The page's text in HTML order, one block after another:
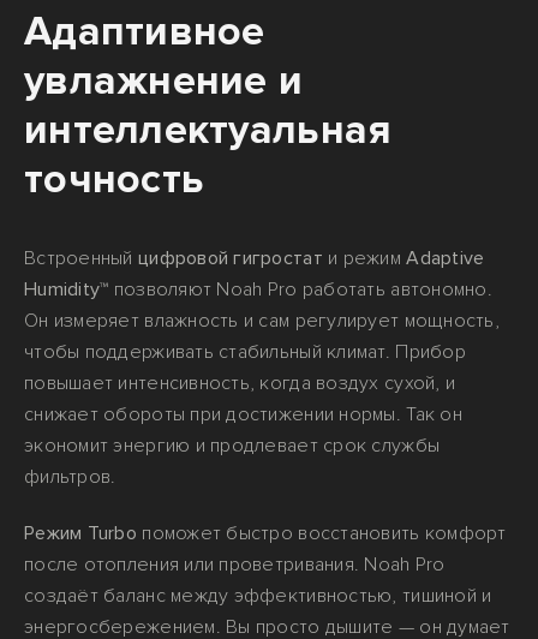
Адаптивное
увлажнение и
интеллектуальная
точность
Встроенный цифровой гигростат и режимAdaptive
Humidity™ позволяют Noah Pro работать автономно.
Он измеряет влажность и сам регулирует мощность,
чтобы поддерживать стабильный климат. Прибор
повышает интенсивность, когда воздух сухой, и
снижает обороты при достижении нормы. Так он
экономит энергию и продлевает срок службы
фильтров.
Режим Turbo поможет быстро восстановить комфорт
после отопления или проветривания. Noah Pro
создаёт баланс между эффективностью, тишиной и
энергосбережением. Вы просто дышите — он думает